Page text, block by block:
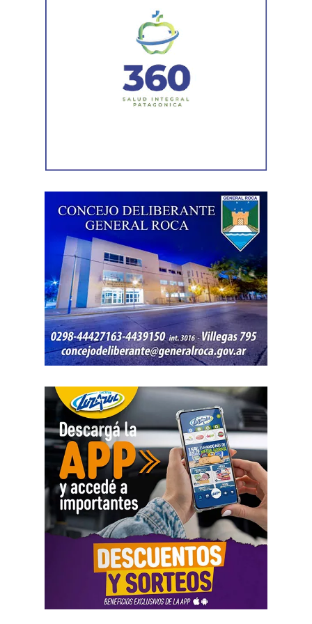
La Agencia de Recaudación y Control Aduanero sumó
más piezas. Según la sentencia,
el progenitor aparecía
registrado como socio, gerente o administrador en
distintas firmas. A esa información se agregó un
ni qué parte correspondía al progenitor.
La jueza también examinó una certificación contable que
él mismo presentó. Ese documento informó un promedio
de ingresos durante un período determinado y consignó
una relación laboral con una de las empresas. El fallo
aclaró que esos datos no reflejaban necesariamente la
totalidad de los recursos, ya que existían otras
participaciones comerciales acreditadas en la causa.
El informe bancario añadió otro elemento. La cuenta
saldos durante varios meses. La sentencia tomó esos
movimientos como parte del análisis patrimonial, aunque
no los consideró suficientes para establecer por sí solos
una cifra definitiva.
Las declaraciones testimoniales completaron el cuadro.
Varias personas hablaron sobre locales gastronómicos,
viajes al exterior, vehículos y nivel de vida. Otro
testimonio mencionó la relación del progenitor con una
empresa que ocupaba un inmueble comercial.
Aun con ese conjunto de pruebas, la jueza señaló que
faltó documentación contable específica. También
sostuvo que el progenitor estaba en mejores condiciones